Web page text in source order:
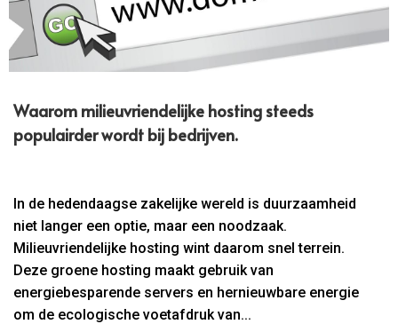
Waarom milieuvriendelijke hosting steeds
populairder wordt bij bedrijven.​
In de hedendaagse zakelijke wereld is duurzaamheid
niet langer een optie, maar een noodzaak.
Milieuvriendelijke hosting wint daarom snel terrein.
Deze groene hosting maakt gebruik van
energiebesparende servers en hernieuwbare energie
om de ecologische voetafdruk van...